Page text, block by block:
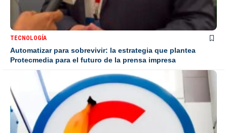
TECNOLOGÍA
Automatizar para sobrevivir: la estrategia que plantea
Protecmedia para el futuro de la prensa impresa